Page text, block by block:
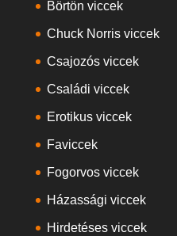
Börtön viccek
Chuck Norris viccek
Csajozós viccek
Családi viccek
Erotikus viccek
Faviccek
Fogorvos viccek
Házassági viccek
Hirdetéses viccek